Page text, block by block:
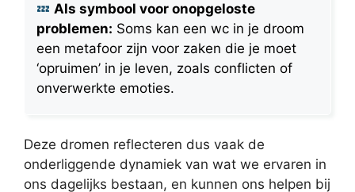
Als symbool voor onopgeloste
problemen: Soms kan een wc in je droom
een metafoor zijn voor zaken die je moet
‘opruimen’ in je leven, zoals conflicten of
onverwerkte emoties.
Deze dromen reflecteren dus vaak de
onderliggende dynamiek van wat we ervaren in
ons dagelijks bestaan, en kunnen ons helpen bij